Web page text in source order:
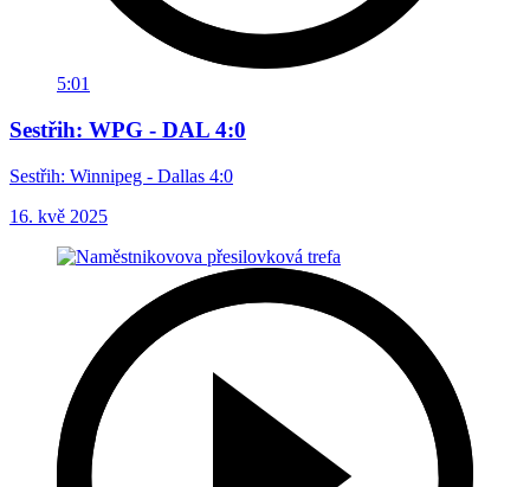
5:01
Sestřih: WPG - DAL 4:0
Sestřih: Winnipeg - Dallas 4:0
16. kvě 2025